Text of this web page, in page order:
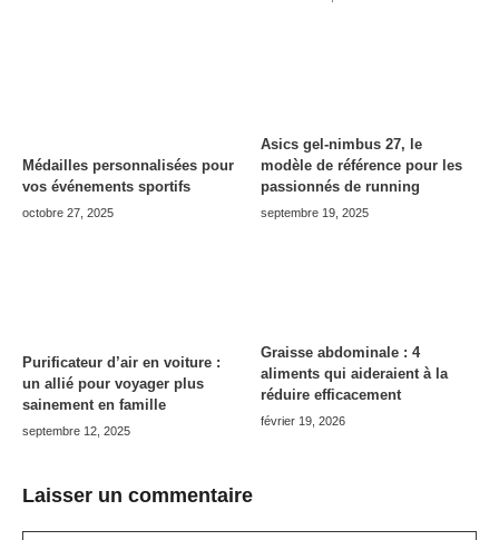
Médailles personnalisées pour
vos événements sportifs
octobre 27, 2025
Asics gel-nimbus 27, le
modèle de référence pour les
passionnés de running
septembre 19, 2025
Purificateur d’air en voiture :
un allié pour voyager plus
sainement en famille
septembre 12, 2025
Graisse abdominale : 4
aliments qui aideraient à la
réduire efficacement
février 19, 2026
Laisser un commentaire